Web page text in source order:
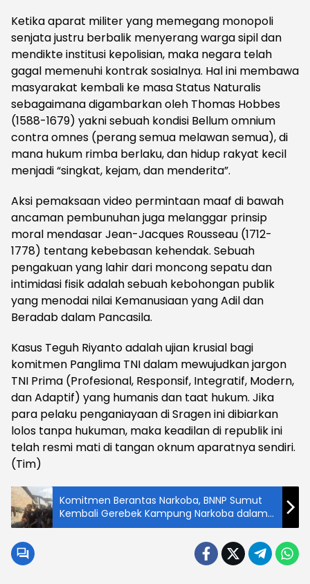
Ketika aparat militer yang memegang monopoli
senjata justru berbalik menyerang warga sipil dan
mendikte institusi kepolisian, maka negara telah
gagal memenuhi kontrak sosialnya. Hal ini membawa
masyarakat kembali ke masa Status Naturalis
sebagaimana digambarkan oleh Thomas Hobbes
(1588-1679) yakni sebuah kondisi Bellum omnium
contra omnes (perang semua melawan semua), di
mana hukum rimba berlaku, dan hidup rakyat kecil
menjadi “singkat, kejam, dan menderita”.
Aksi pemaksaan video permintaan maaf di bawah
ancaman pembunuhan juga melanggar prinsip
moral mendasar Jean-Jacques Rousseau (1712-
1778) tentang kebebasan kehendak. Sebuah
pengakuan yang lahir dari moncong sepatu dan
intimidasi fisik adalah sebuah kebohongan publik
yang menodai nilai Kemanusiaan yang Adil dan
Beradab dalam Pancasila.
Kasus Teguh Riyanto adalah ujian krusial bagi
komitmen Panglima TNI dalam mewujudkan jargon
TNI Prima (Profesional, Responsif, Integratif, Modern,
dan Adaptif) yang humanis dan taat hukum. Jika
para pelaku penganiayaan di Sragen ini dibiarkan
lolos tanpa hukuman, maka keadilan di republik ini
telah resmi mati di tangan oknum aparatnya sendiri.
(Tim)
Komitmen Berantas Narkoba, BNNP Sumut
Kembali Gerebek Kampung Narkoba dalam
rangka operasi Saber Bersinar Tahun 2026